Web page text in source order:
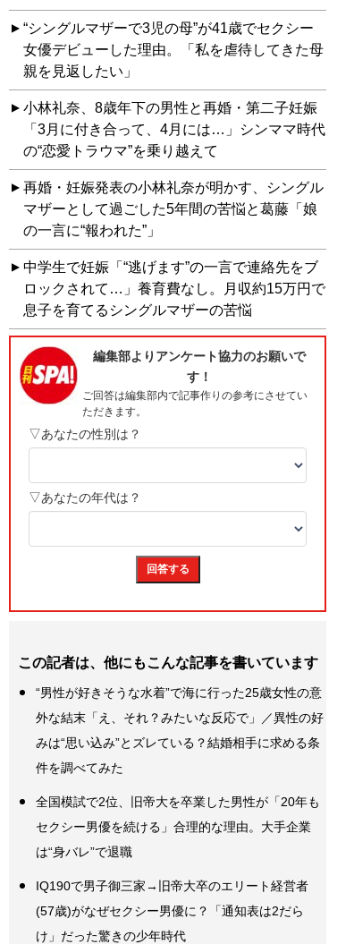
“シングルマザーで3児の母”が41歳でセクシー
女優デビューした理由。「私を虐待してきた母
親を見返したい」
小林礼奈、8歳年下の男性と再婚・第二子妊娠
「3月に付き合って、4月には…」シンママ時代
の“恋愛トラウマ”を乗り越えて
再婚・妊娠発表の小林礼奈が明かす、シングル
マザーとして過ごした5年間の苦悩と葛藤「娘
の一言に“報われた”」
中学生で妊娠「“逃げます”の一言で連絡先をブ
ロックされて…」養育費なし。月収約15万円で
息子を育てるシングルマザーの苦悩
この記者は、他にもこんな記事を書いています
“男性が好きそうな水着”で海に行った25歳女性の意
外な結末「え、それ？みたいな反応で」／異性の好
みは“思い込み”とズレている？結婚相手に求める条
件を調べてみた
全国模試で2位、旧帝大を卒業した男性が「20年も
セクシー男優を続ける」合理的な理由。大手企業
は“身バレ”で退職
IQ190で男子御三家→旧帝大卒のエリート経営者
(57歳)がなぜセクシー男優に？「通知表は2だら
け」だった驚きの少年時代